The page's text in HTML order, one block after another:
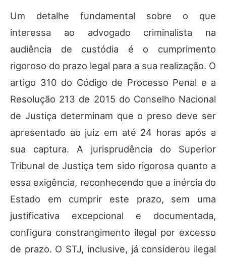
Um detalhe fundamental sobre o que
interessa ao advogado criminalista na
audiência de custódia é o cumprimento
rigoroso do prazo legal para a sua realização. O
artigo 310 do Código de Processo Penal e a
Resolução 213 de 2015 do Conselho Nacional
de Justiça determinam que o preso deve ser
apresentado ao juiz em até 24 horas após a
sua captura. A jurisprudência do Superior
Tribunal de Justiça tem sido rigorosa quanto a
essa exigência, reconhecendo que a inércia do
Estado em cumprir este prazo, sem uma
justificativa excepcional e documentada,
configura constrangimento ilegal por excesso
de prazo. O STJ, inclusive, já considerou ilegal